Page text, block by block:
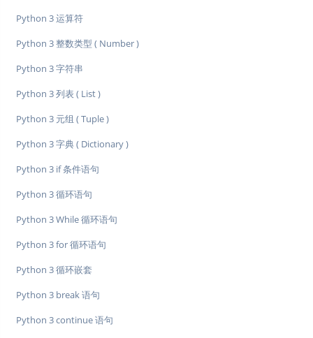
Python 3 运算符
Python 3 整数类型 ( Number )
Python 3 字符串
Python 3 列表 ( List )
Python 3 元组 ( Tuple )
Python 3 字典 ( Dictionary )
Python 3 if 条件语句
Python 3 循环语句
Python 3 While 循环语句
Python 3 for 循环语句
Python 3 循环嵌套
Python 3 break 语句
Python 3 continue 语句